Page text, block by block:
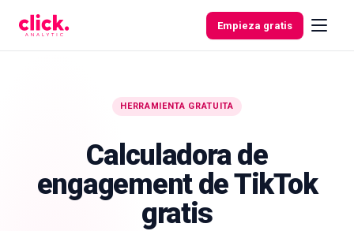
Empieza gratis
Herramientas
gratuitas
HERRAMIENTA GRATUITA
Calculadora de
engagement de TikTok
gratis